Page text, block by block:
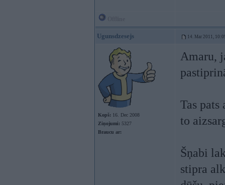
Ugunsdzesejs 14. Mar 2011,
Kopš: 16. Dec 2008
Ziņojumi: 5327
Braucu ar:
Amaru,
Tas
to
Šņabi
stipra